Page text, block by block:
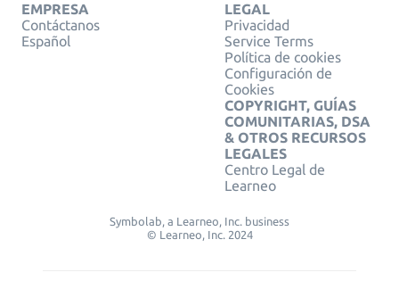
EMPRESA
Contáctanos
Español
LEGAL
Privacidad
Service Terms
Política de cookies
Configuración de
Cookies
COPYRIGHT, GUÍAS
COMUNITARIAS, DSA
& OTROS RECURSOS
LEGALES
Centro Legal de
Learneo
Symbolab, a Learneo, Inc. business
© Learneo, Inc. 2024